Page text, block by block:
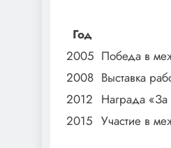
Год
2005 Победа в
2008 Выставка
2012 Награда «За
2015 Участие в